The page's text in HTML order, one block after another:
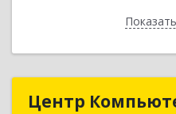
Центр